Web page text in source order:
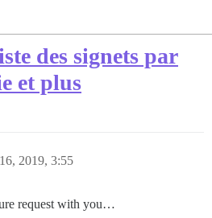
des signets par
et plus
2019, 3:55
request with you…